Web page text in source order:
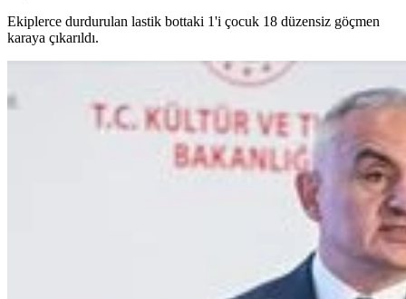
Ekiplerce durdurulan lastik bottaki 1'i çocuk 18 düzensiz göçmen
karaya çıkarıldı.